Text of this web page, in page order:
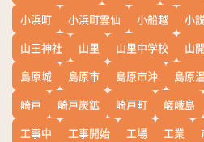
小浜町 小浜町雲仙 小船越 小
山王神社
山里 山里中学校 山
島原城
島原市 島原市沖 島原
崎戸
崎戸炭鉱 崎戸町 嵯峨島
工事中
工事開始 工場 工業